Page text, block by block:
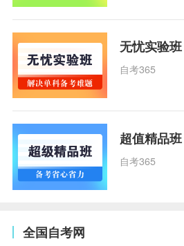
无忧实验
自考365
超值精品
自考365
全国自考网